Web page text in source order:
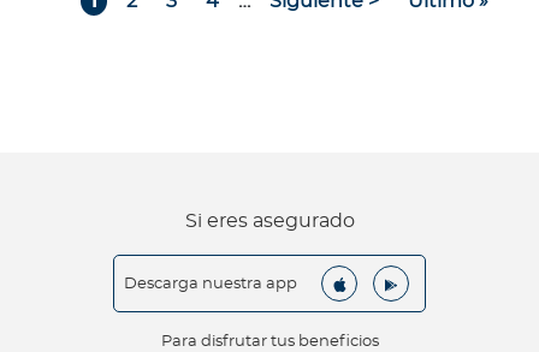
Si eres asegurado
Descarga nuestra app
Para disfrutar tus beneficios